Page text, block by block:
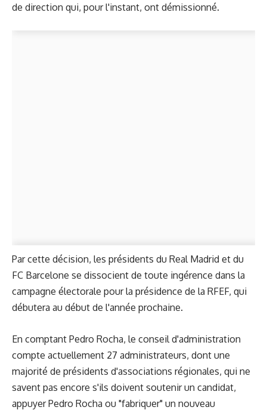
de direction qui, pour l'instant, ont démissionné.
Par cette décision, les présidents du Real Madrid et du
FC Barcelone se dissocient de toute ingérence dans la
campagne électorale pour la présidence de la RFEF, qui
débutera au début de l'année prochaine.
En comptant Pedro Rocha, le conseil d'administration
compte actuellement 27 administrateurs, dont une
majorité de présidents d'associations régionales, qui ne
savent pas encore s'ils doivent soutenir un candidat,
appuyer Pedro Rocha ou "fabriquer" un nouveau